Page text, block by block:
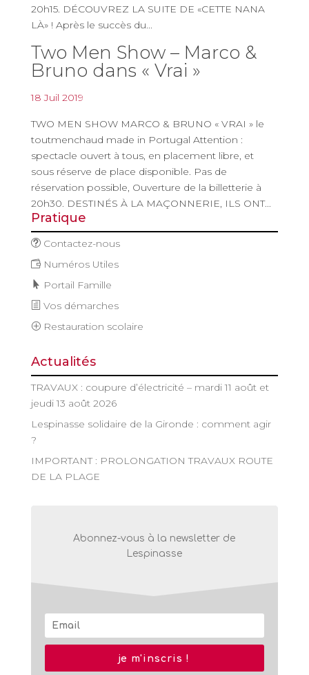
20h15. DÉCOUVREZ LA SUITE DE «CETTE NANA
LÀ» ! Après le succès du...
Two Men Show – Marco &
Bruno dans « Vrai »
18 Juil 2019
TWO MEN SHOW MARCO & BRUNO « VRAI » le
toutmenchaud made in Portugal Attention :
spectacle ouvert à tous, en placement libre, et
sous réserve de place disponible. Pas de
réservation possible, Ouverture de la billetterie à
20h30. DESTINÉS À LA MAÇONNERIE, ILS ONT...
Pratique
Contactez-nous
Numéros Utiles
Portail Famille
Vos démarches
Restauration scolaire
Actualités
TRAVAUX : coupure d’électricité – mardi 11 août et
jeudi 13 août 2026
Lespinasse solidaire de la Gironde : comment agir
?
IMPORTANT : PROLONGATION TRAVAUX ROUTE
DE LA PLAGE
Abonnez-vous à la newsletter de
Lespinasse
je m'inscris !